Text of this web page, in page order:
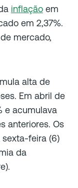
inflação em
em 2,37%.
mercado,
alta de
Em abril de
e acumulava
anteriores. Os
feira (6)
da